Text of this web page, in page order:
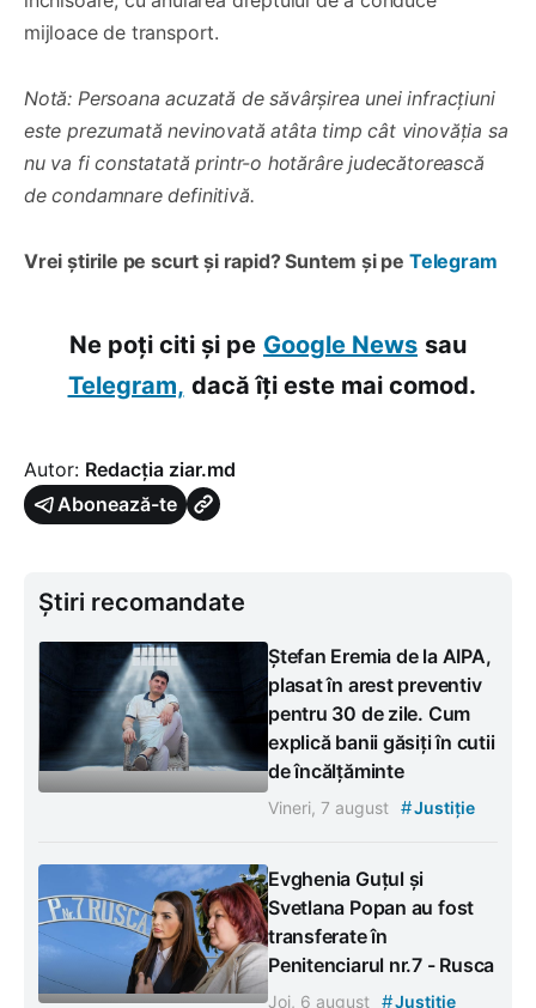
mijloace de transport.
Notă: Persoana acuzată de săvârșirea unei infracțiuni
este prezumată nevinovată atâta timp cât vinovăția sa
nu va fi constatată printr-o hotărâre judecătorească
de condamnare definitivă.
Vrei știrile pe scurt și rapid? Suntem și pe Telegram
Ne poți citi și pe Google News sau
Telegram, dacă îți este mai comod.
Autor: Redacția ziar.md
Abonează-te
Știri recomandate
Ștefan Eremia de la AIPA,
plasat în arest preventiv
pentru 30 de zile. Cum
explică banii găsiți în cutii
de încălțăminte
Vineri, 7 august #Justiție
Evghenia Guțul și
Svetlana Popan au fost
transferate în
Penitenciarul nr.7 - Rusca
Joi, 6 august #Justiție